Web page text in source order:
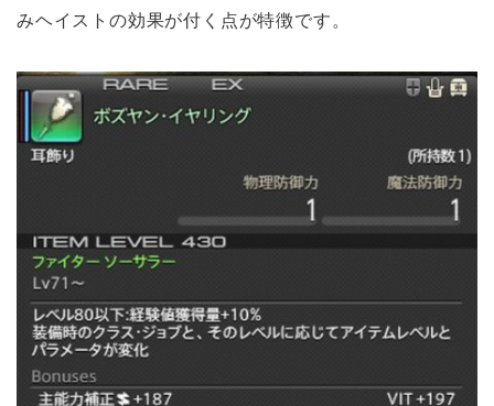
みヘイストの効果が付く点が特徴です。